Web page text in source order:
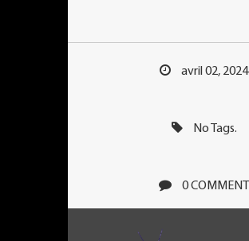
avril 02, 2024
No Tags.
0 COMMENT